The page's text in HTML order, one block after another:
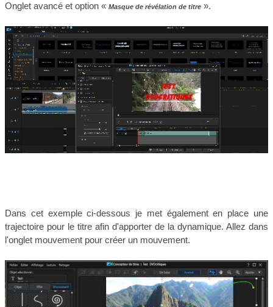
Onglet avancé et option « Masque de révélation de titre ».
Dans cet exemple ci-dessous je met également en place une
trajectoire pour le titre afin d'apporter de la dynamique. Allez dans
l'onglet mouvement pour créer un mouvement.